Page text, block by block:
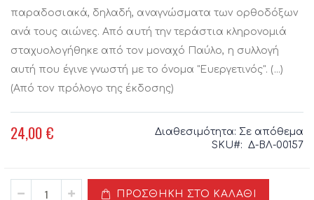
παραδοσιακά, δηλαδή, αναγνώσματα των ορθοδόξων
ανά τους αιώνες. Από αυτή την τεράστια κληρονομιά
σταχυολογήθηκε από τον μοναχό Παύλο, η συλλογή
αυτή που έγινε γνωστή με το όνομα "Ευεργετινός". (...)
(Από τον πρόλογο της έκδοσης)
24,00 € Διαθεσιμότητα: Σε απόθεμα
SKU
Δ-ΒΛ-00157
ΠΡΟΣΘΉΚΗ ΣΤΟ ΚΑΛΆΘΙ